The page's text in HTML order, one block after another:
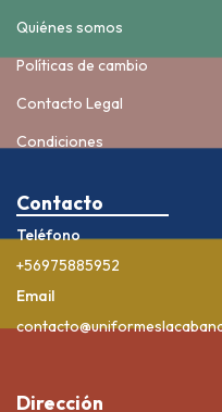
Quiénes somos
Políticas de cambio
Contacto Legal
Condiciones
Contacto
Teléfono
+56975885952
Email
Dirección